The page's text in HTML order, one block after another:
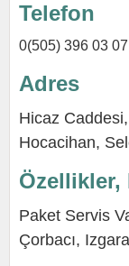
Telefon
0(505) 396 03 07
Adres
Hicaz
Hocacihan,
Özellikler,
Paket Servis
Çorbacı, Izgara